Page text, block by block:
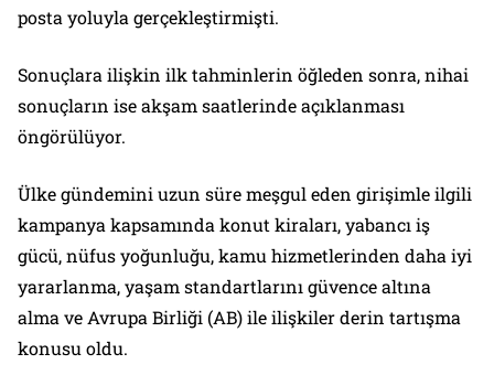
posta yoluyla gerçekleştirmişti.
Sonuçlara ilişkin ilk tahminlerin öğleden sonra, nihai
sonuçların ise akşam saatlerinde açıklanması
öngörülüyor.
Ülke gündemini uzun süre meşgul eden girişimle ilgili
kampanya kapsamında konut kiraları, yabancı iş
gücü, nüfus yoğunluğu, kamu hizmetlerinden daha iyi
yararlanma, yaşam standartlarını güvence altına
alma ve Avrupa Birliği (AB) ile ilişkiler derin tartışma
konusu oldu.